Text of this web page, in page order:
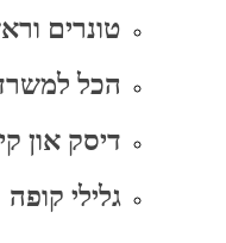
טונרים
הכל
דיסק און
גלילי קופה